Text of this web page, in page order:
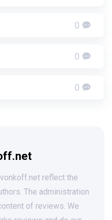
0
0
0
reflect the
The administration
of reviews. We